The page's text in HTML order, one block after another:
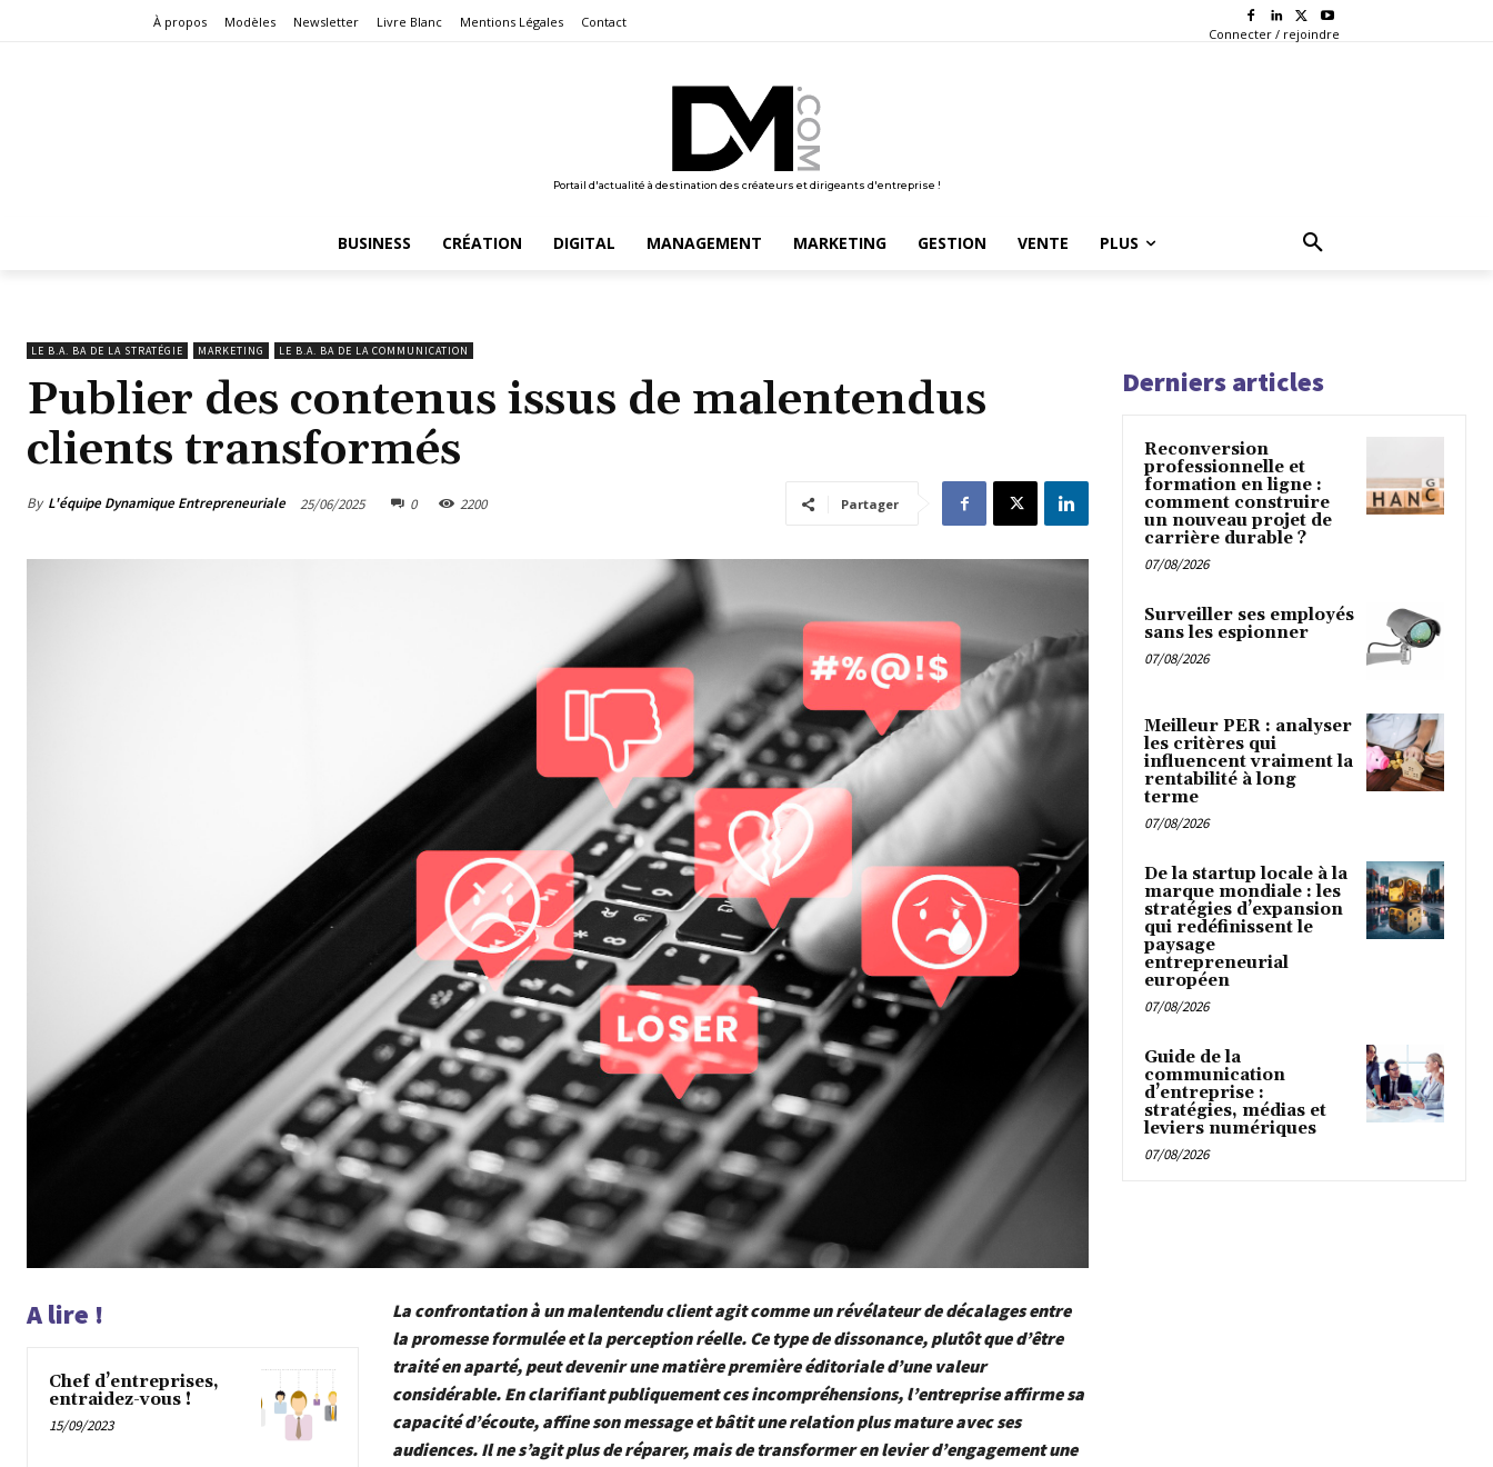
À propos Modèles Newsletter Livre Blanc Mentions Légales Contact
Connecter / rejoindre
Portail d'actualité à destination des créateurs et dirigeants d'entreprise !
BUSINESS CRÉATION DIGITAL MANAGEMENT MARKETING GESTION VENTE PLUS
LE B.A. BA DE LA STRATÉGIE MARKETING LE B.A. BA DE LA COMMUNICATION
Publier des contenus issus de malentendus
clients transformés
By L'équipe Dynamique Entrepreneuriale 25/06/2025 0 2200 Partager
A lire !
Chef d’entreprises,
entraidez-vous !
15/09/2023
La confrontation à un malentendu client agit comme un révélateur de décalages entre
la promesse formulée et la perception réelle. Ce type de dissonance, plutôt que d’être
traité en aparté, peut devenir une matière première éditoriale d’une valeur
considérable. En clarifiant publiquement ces incompréhensions, l’entreprise affirme sa
capacité d’écoute, affine son message et bâtit une relation plus mature avec ses
audiences. Il ne s’agit plus de réparer, mais de transformer en levier d’engagement une
Derniers articles
Reconversion
professionnelle et
formation en ligne :
comment construire
un nouveau projet de
carrière durable ?
07/08/2026
Surveiller ses employés
sans les espionner
07/08/2026
Meilleur PER : analyser
les critères qui
influencent vraiment la
rentabilité à long
terme
07/08/2026
De la startup locale à la
marque mondiale : les
stratégies d’expansion
qui redéfinissent le
paysage
entrepreneurial
européen
07/08/2026
Guide de la
communication
d’entreprise :
stratégies, médias et
leviers numériques
07/08/2026